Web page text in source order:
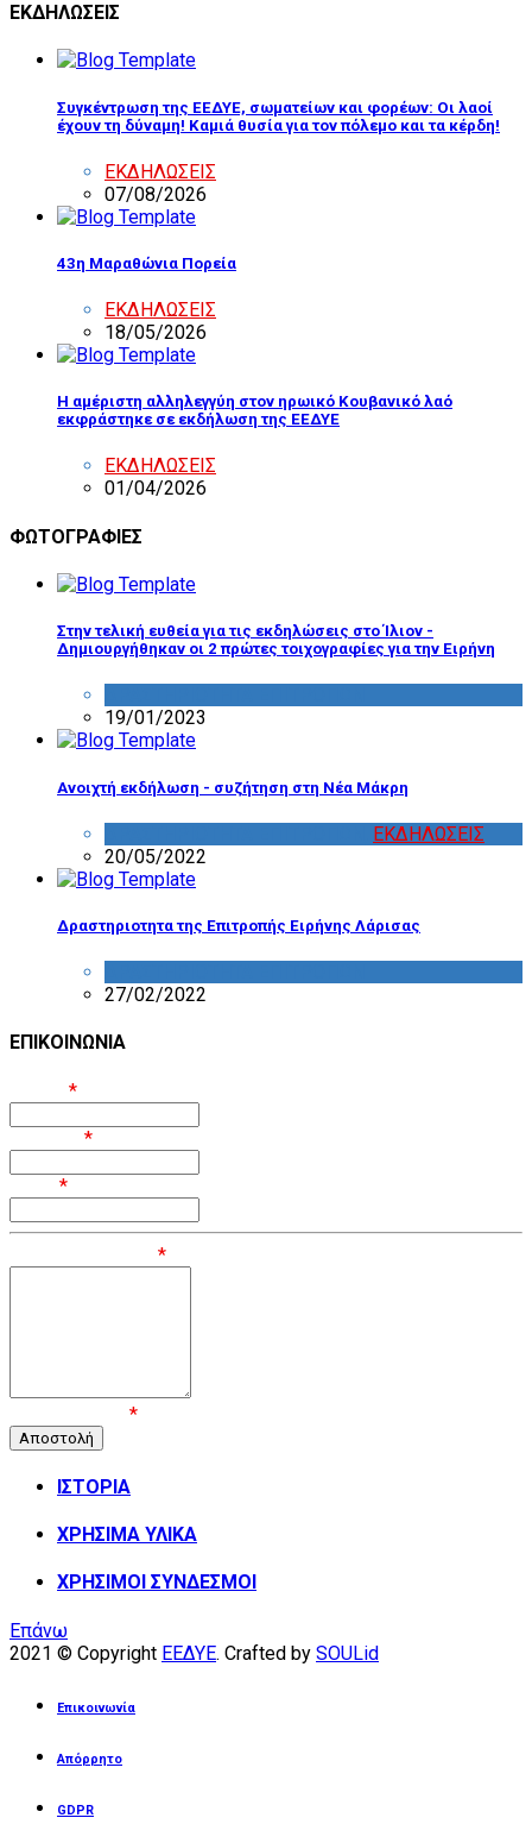
ΕΚΔΗΛΩΣΕΙΣ
Συγκέντρωση της ΕΕΔΥΕ, σωματείων και φορέων: Οι λαοί
έχουν τη δύναμη! Καμιά θυσία για τον πόλεμο και τα κέρδη!
ΕΚΔΗΛΩΣΕΙΣ
07/08/2026
43η Μαραθώνια Πορεία
ΕΚΔΗΛΩΣΕΙΣ
18/05/2026
Η αμέριστη αλληλεγγύη στον ηρωικό Κουβανικό λαό
εκφράστηκε σε εκδήλωση της ΕΕΔΥΕ
ΕΚΔΗΛΩΣΕΙΣ
01/04/2026
ΦΩΤΟΓΡΑΦΙΕΣ
Στην τελική ευθεία για τις εκδηλώσεις στο Ίλιον -
Δημιουργήθηκαν οι 2 πρώτες τοιχογραφίες για την Ειρήνη
19/01/2023
Ανοιχτή εκδήλωση - συζήτηση στη Νέα Μάκρη
ΕΚΔΗΛΩΣΕΙΣ
20/05/2022
Δραστηριοτητα της Επιτροπής Ειρήνης Λάρισας
27/02/2022
ΕΠΙΚΟΙΝΩΝΙΑ
*
*
*
*
*
ΙΣΤΟΡΙΑ
ΧΡΗΣΙΜΑ ΥΛΙΚΑ
ΧΡΗΣΙΜΟΙ ΣΥΝΔΕΣΜΟΙ
Επάνω
2021 © Copyright ΕΕΔΥΕ. Crafted by SOULid
Επικοινωνία
Απόρρητο
GDPR